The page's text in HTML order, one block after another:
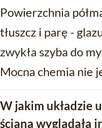
Powierzchnia
tłuszcz i parę -
zwykła szyba do
Mocna chemia nie
W jakim układzie
ściana wyglądała